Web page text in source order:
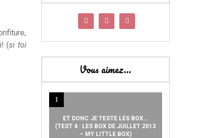
(si toi
Vous aimez…
1
ET DONC JE TESTE LES BOX…
(TEST 4 : LES BOX DE JUILLET 2013
– MY LITTLE BOX)